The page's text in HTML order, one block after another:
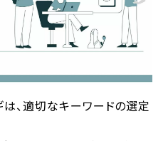
、適切なキーワードの選定